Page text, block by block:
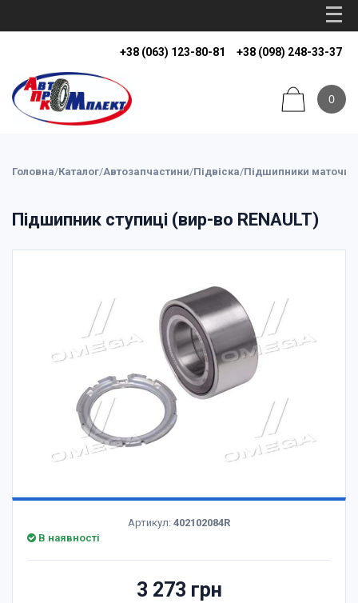
+38 (063) 123-80-81 +38 (098) 248-33-37
0
Головна/Каталог/Автозапчастини/Підвіска/Підшипники
Підшипник ступиці (вир-во RENAULT)
Артикул: 402102084R
В наявності
3 273 грн